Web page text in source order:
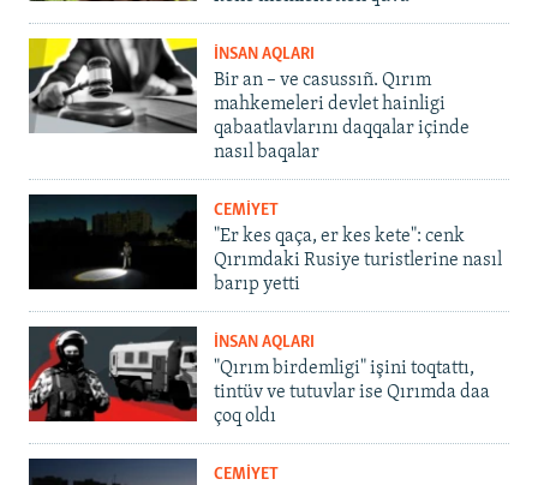
İNSAN AQLARI
Bir an – ve casussıñ. Qırım
mahkemeleri devlet hainligi
qabaatlavlarını daqqalar içinde
nasıl baqalar
CEMİYET
"Er kes qaça, er kes kete": cenk
Qırımdaki Rusiye turistlerine nasıl
barıp yetti
İNSAN AQLARI
"Qırım birdemligi" işini toqtattı,
tintüv ve tutuvlar ise Qırımda daa
çoq oldı
CEMİYET